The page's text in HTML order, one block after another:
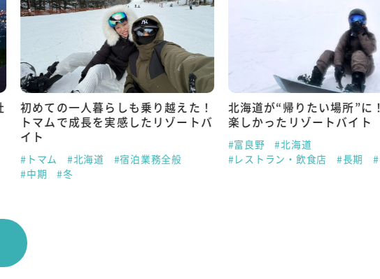
初めての一人暮らしも乗り越えた！
トマムで成長を実感したリゾートバ
イト
#トマム #北海道
#宿泊業務全般
#中期
#冬
北海道が“帰りたい場所”に
楽しかったリゾートバイト
#富良野
#北海道
#レストラン・飲食店
#長期